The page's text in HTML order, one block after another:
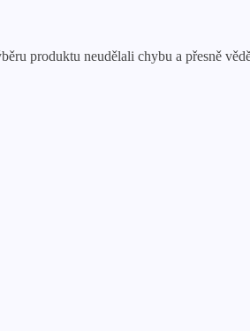
produktu neudělali chybu a přesně